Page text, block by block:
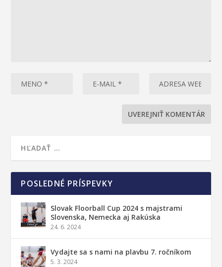
POSLEDNÉ PRÍSPEVKY
Slovak Floorball Cup 2024 s majstrami
Slovenska, Nemecka aj Rakúska
24. 6. 2024
Vydajte sa s nami na plavbu 7. ročníkom
5. 3. 2024